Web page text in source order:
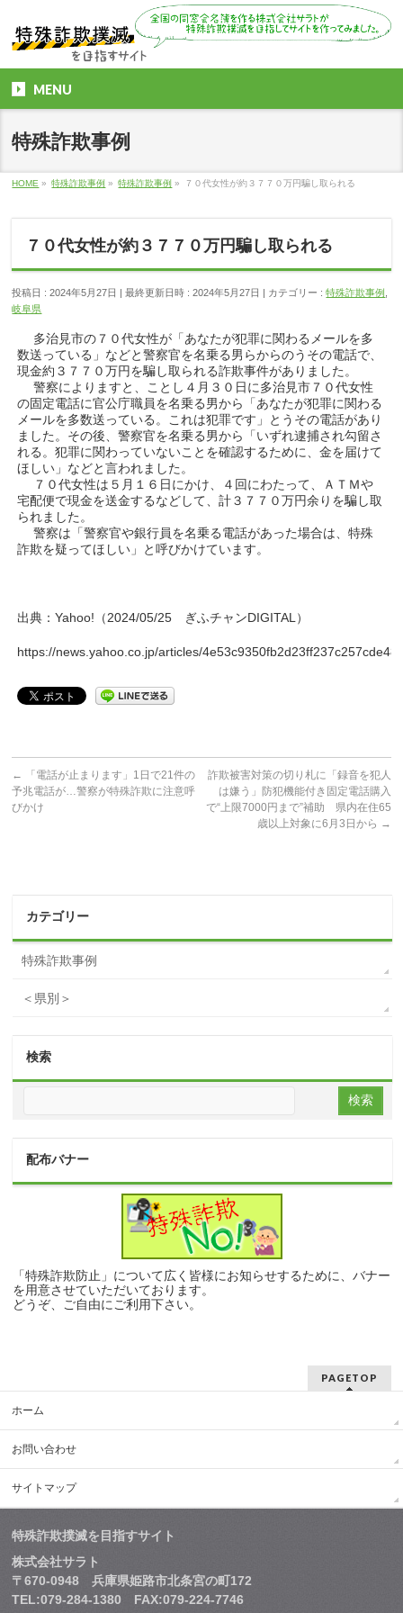
MENU
特殊詐欺事例
HOME » 特殊詐欺事例 » 特殊詐欺事例 » ７０代女性が約３７７０万円騙し取られる
７０代女性が約３７７０万円騙し取られる
投稿日 : 2024年5月27日 最終更新日時 : 2024年5月27日 カテゴリー :特殊詐欺事例
岐阜県
多治見市の７０代女性が「あなたが犯罪に関わるメールを多
数送っている」などと警察官を名乗る男らからのうその電話で、
現金約３７７０万円を騙し取られる詐欺事件がありました。
警察によりますと、ことし４月３０日に多治見市７０代女性
の固定電話に官公庁職員を名乗る男から「あなたが犯罪に関わる
メールを多数送っている。これは犯罪です」とうその電話があり
ました。その後、警察官を名乗る男から「いずれ逮捕され勾留さ
れる。犯罪に関わっていないことを確認するために、金を届けて
ほしい」などと言われました。
７０代女性は５月１６日にかけ、４回にわたって、ＡＴＭや
宅配便で現金を送金するなどして、計３７７０万円余りを騙し取
られました。
警察は「警察官や銀行員を名乗る電話があった場合は、特殊
詐欺を疑ってほしい」と呼びかけています。
出典：Yahoo!（2024/05/25 ぎふチャンDIGITAL）
https://news.yahoo.co.jp/articles/
←
「電話が止まります」1日で21件の
予兆電話が…警察が特殊詐欺に注意呼
びかけ
詐欺被害対策の切り札に「録音を犯人
は嫌う」防犯機能付き固定電話購入
で“上限7000円まで”補助 県内在住65
歳以上対象に6月3日から →
カテゴリー
特殊詐欺事例
＜県別＞
検索
配布バナー
「特殊詐欺防止」について広く皆様にお知らせするために、バナー
を用意させていただいております。
どうぞ、ご自由にご利用下さい。
PAGETOP
ホーム
お問い合わせ
サイトマップ
特殊詐欺撲滅を目指すサイト
株式会社サラト
〒670-0948 兵庫県姫路市北条宮の町172
TEL:079-284-1380 FAX:079-224-7746